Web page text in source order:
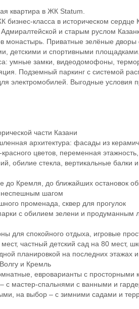
квартира в ЖК Statum.
класса в историческом сердце
и старым руслом
монастырь. Приватные зелёные
детскими и спортивными
умные замки, видеодомофоны,
Подземный паркинг с системой
электромобилей. Выгодные условия
части Казани
архитектура: фасады из
цветов, переменная
обилие стекла, вертикальные балки
Кремля, до ближайших остановок
неспешным шагом
променада, сквер для прогулок
с обилием зелени и продуманным
для спокойного отдыха, игровые
частный детский сад на 80 мест,
планировкой на последних этажах
и Кремль
евроварианты с просторными
с мастер-спальнями с ванными и
на выбор – с зимними садами и